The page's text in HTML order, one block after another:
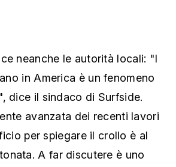
neanche le autorità locali: "I
in America è un fenomeno
dice il sindaco di Surfside.
avanzata dei recenti lavori
per spiegare il crollo è al
A far discutere è uno